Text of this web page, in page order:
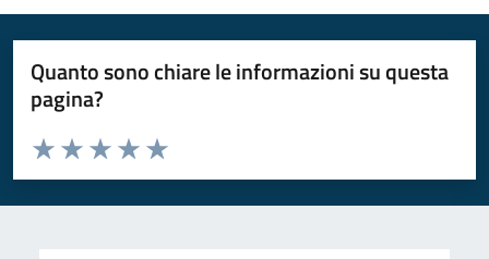
Quanto sono chiare le informazioni su questa
pagina?
Valuta da 1 a 5 stelle la pagina
Valuta 5 stelle su 5
Valuta 4 stelle su 5
Valuta 3 stelle su 5
Valuta 2 stelle su 5
Valuta 1 stelle su 5